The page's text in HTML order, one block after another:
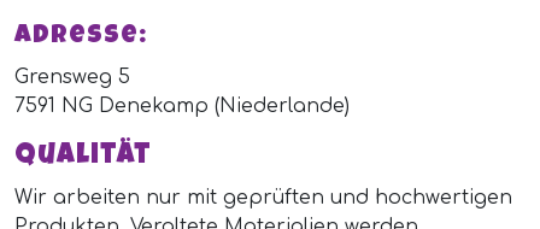
Adresse:
Grensweg 5
7591 NG Denekamp (Niederlande)
Qualität
Wir arbeiten nur mit geprüften und hochwertigen